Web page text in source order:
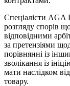
Спеціалісти AGA
розгляду спорів
відповідними
за претензіями
порівнянні із
зволікання із
мати наслідком
товару.